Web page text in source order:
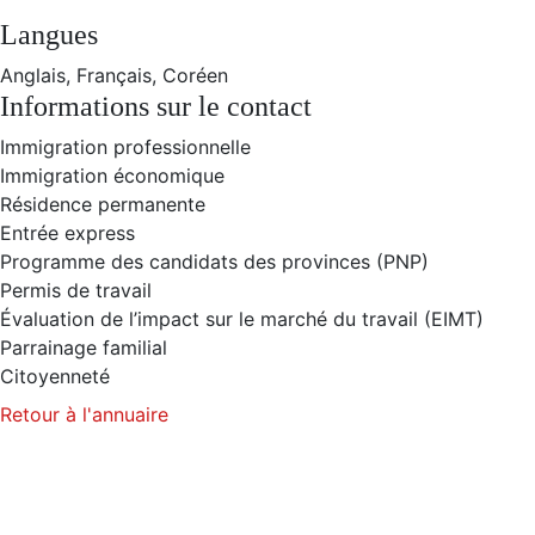
Langues
Anglais, Français, Coréen
Informations sur le contact
Immigration professionnelle
Immigration économique
Résidence permanente
Entrée express
Programme des candidats des provinces (PNP)
Permis de travail
Évaluation de l’impact sur le marché du travail (EIMT)
Parrainage familial
Citoyenneté
Retour à l'annuaire